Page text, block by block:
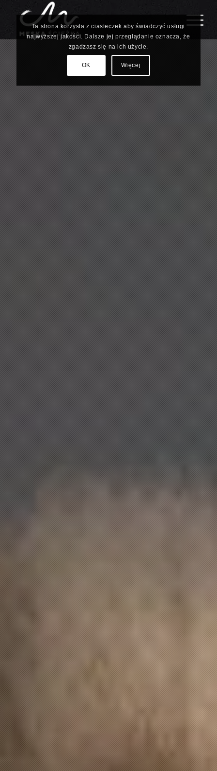
Ta strona korzysta z ciasteczek aby świadczyć usługi
najwyższej jakości. Dalsze jej przeglądanie oznacza, że
zgadzasz się na ich użycie.
OK Więcej